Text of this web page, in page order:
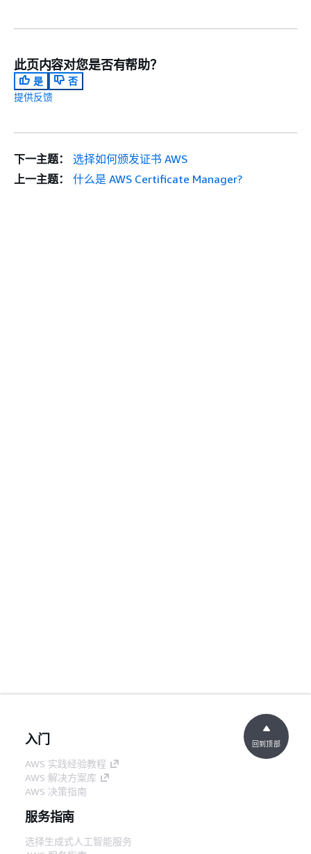
此页内容对您是否有帮助？
是
否
提供反馈
下一主题：
选择如何颁发证书 AWS
上一主题：
什么是 AWS Certificate Manager?
入门
AWS 实践经验教程
AWS 解决方案库
AWS 决策指南
服务指南
选择生成式人工智能服务
回到顶部